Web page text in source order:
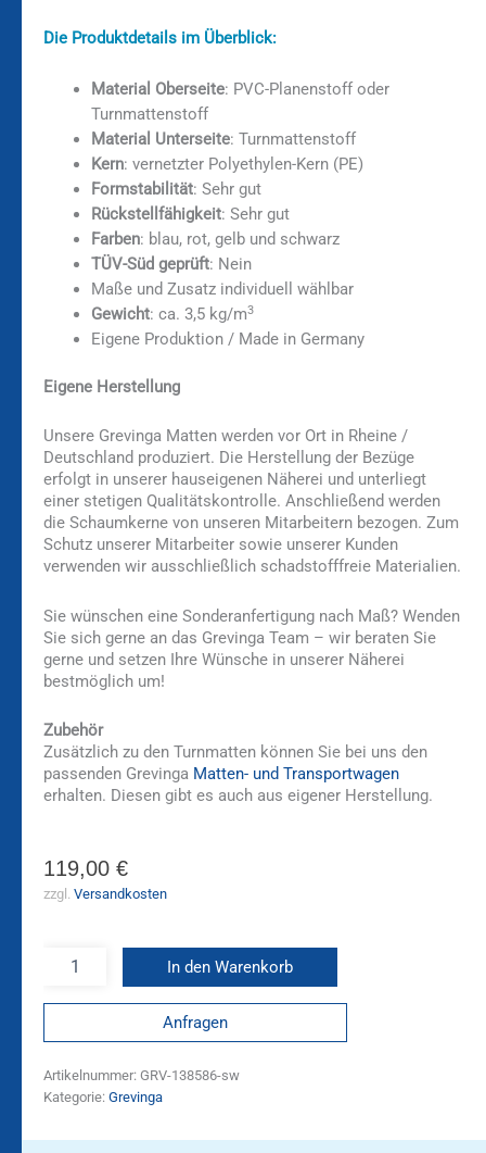
Die Produktdetails im Überblick:
Material Oberseite: PVC-Planenstoff oder
Turnmattenstoff
Material Unterseite: Turnmattenstoff
Kern: vernetzter Polyethylen-Kern (PE)
Formstabilität: Sehr gut
Rückstellfähigkeit: Sehr gut
Farben: blau, rot, gelb und schwarz
TÜV-Süd geprüft: Nein
Maße und Zusatz individuell wählbar
Gewicht: ca. 3,5 kg/m3
Eigene Produktion / Made in Germany
Eigene Herstellung
Unsere Grevinga Matten werden vor Ort in Rheine /
Deutschland produziert. Die Herstellung der Bezüge
erfolgt in unserer hauseigenen Näherei und unterliegt
einer stetigen Qualitätskontrolle. Anschließend werden
die Schaumkerne von unseren Mitarbeitern bezogen. Zum
Schutz unserer Mitarbeiter sowie unserer Kunden
verwenden wir ausschließlich schadstofffreie Materialien.
Sie wünschen eine Sonderanfertigung nach Maß? Wenden
Sie sich gerne an das Grevinga Team – wir beraten Sie
gerne und setzen Ihre Wünsche in unserer Näherei
bestmöglich um!
Zubehör
Zusätzlich zu den Turnmatten können Sie bei uns den
passenden Grevinga Matten- und Transportwagen
erhalten. Diesen gibt es auch aus eigener Herstellung.
119,00 €
zzgl. Versandkosten
In den Warenkorb
Anfragen
Artikelnummer: GRV-138586-sw
Kategorie: Grevinga